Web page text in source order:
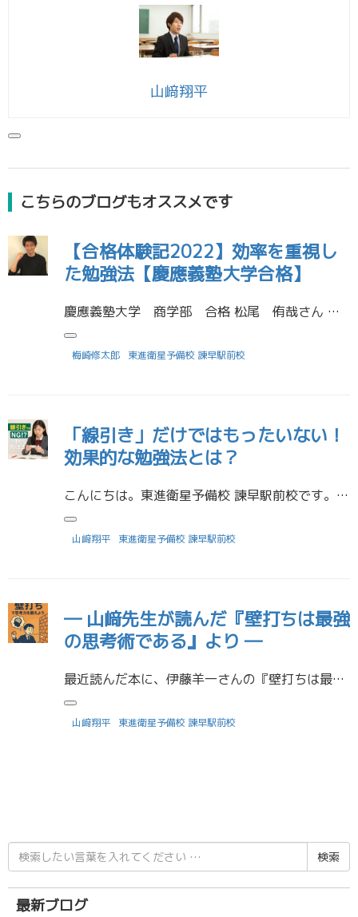
山﨑翔平
こちらのブログもオススメです
【合格体験記2022】効率を重視し
た勉強法【慶應義塾大学合格】
慶應義塾大学 商学部 合格 松尾 侑哉さん （青雲高等学校 卒業） 受験勉強で役立った勉強法を教えてください 分からないところや覚えてないところに付箋を貼って、何回も繰り返して覚えた。脳科学的な観点から朝に数学などの理数 […]
梅崎修太郎 東進衛星予備校 諫早駅前校
「線引き」だけではもったいない！
効果的な勉強法とは？
こんにちは。東進衛星予備校 諫早駅前校です。 今回は、誰もが一度はやったことのある勉強法「線引き」について、そのメリットと落とし穴、そしてより効果的な学習方法をご紹介します。 線引きは“入口”にすぎない 教科書や参考書に […]
山﨑翔平 東進衛星予備校 諫早駅前校
― 山﨑先生が読んだ『壁打ちは最強
の思考術である』より ―
最近読んだ本に、伊藤羊一さんの『壁打ちは最強の思考術である』があります。 「壁打ち」というと、テニスや卓球の練習を思い浮かべる人も多いかもしれません。 でもこの本で語られている「壁打ち」は、**“自分の頭の中を整理するた […]
山﨑翔平 東進衛星予備校 諫早駅前校
検
索
結
果:
最新ブログ